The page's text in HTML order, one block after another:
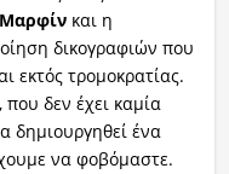
Μαρφίνκαι η
δικογραφιών που
εκτός τρομοκρατίας.
δεν έχει καμία
δημιουργηθεί ένα
να φοβόμαστε.